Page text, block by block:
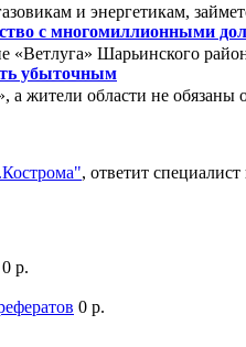
и энергетикам,
с многомиллионными
«Ветлуга» Шарьинского
убыточным
а жители области не
, ответит
0 р.
0 р.